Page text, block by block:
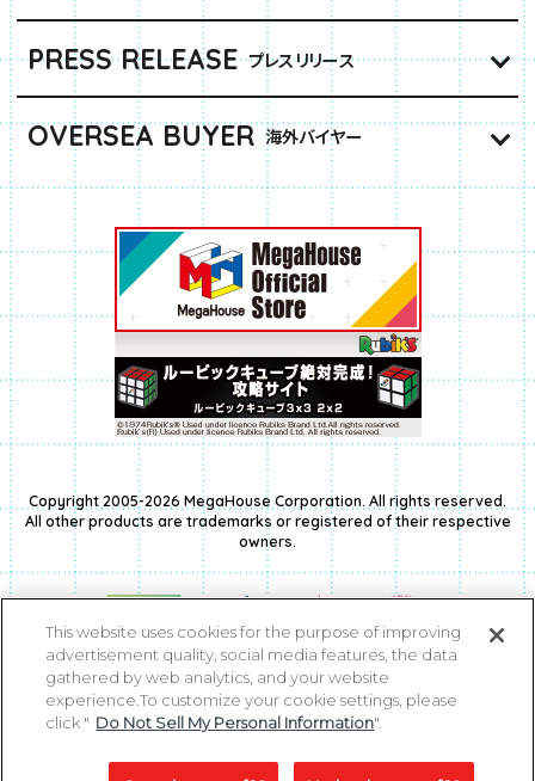
PRESS RELEASE プレスリリース
OVERSEA BUYER 海外バイヤー
Copyright 2005-2026 MegaHouse Corporation. All rights reserved.
All other products are trademarks or registered of their respective
owners.
This website uses cookies for the purpose of improving
advertisement quality, social media features, the data
gathered by web analytics, and your website
experience.To customize your cookie settings, please
click " Do Not Sell My Personal Information".